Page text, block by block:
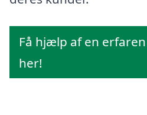
Få hjælp af en
her!